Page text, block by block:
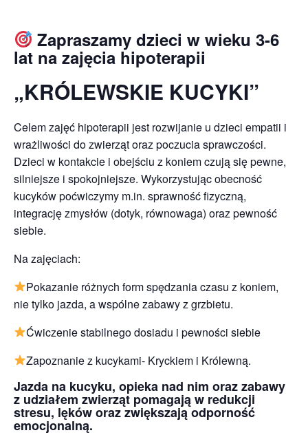
Zapraszamy dzieci w wieku 3-6
lat na zajęcia hipoterapii
„KRÓLEWSKIE KUCYKI”
Celem zajęć hipoterapii jest rozwijanie u dzieci empatii i
wrażliwości do zwierząt oraz poczucia sprawczości.
Dzieci w kontakcie i obejściu z koniem czują się pewne,
silniejsze i spokojniejsze. Wykorzystując obecność
kucyków poćwiczymy m.in. sprawność fizyczną,
integrację zmysłów (dotyk, równowaga) oraz pewność
siebie.
Na zajęciach:
Pokazanie różnych form spędzania czasu z koniem,
nie tylko jazda, a wspólne zabawy z grzbietu.
Ćwiczenie stabilnego dosiadu i pewności siebie
Zapoznanie z kucykami- Kryckiem i Królewną.
Jazda na kucyku, opieka nad nim oraz zabawy
z udziałem zwierząt pomagają w redukcji
stresu, lęków oraz zwiększają odporność
emocjonalną.